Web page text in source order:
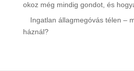
okoz még mindig gondot, és
Ingatlan állagmegóvás télen –
háznál?